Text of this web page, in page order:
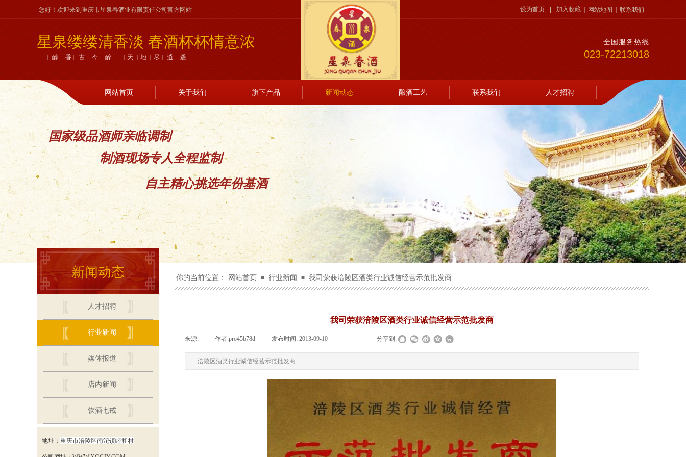
您好！欢迎来到重庆市星泉春酒业有限责任公司官方网站 设为首页 加入收藏 网站地图 联系我们
星泉缕缕清香淡 春酒杯杯情意浓
醇香古今醉 天地尽逍遥
全国服务热线
023-72213018
制酒现场专人全程监制
国家级品酒师亲临调制
自主精心挑选年份基酒
网站首页 关于我们 旗下产品 新闻动态 酿酒工艺 联系我们 人才招聘
新闻动态 你的当前位置： 网站首页 ≡ 行业新闻 ≡ 我司荣获涪陵区酒类行业诚信经营示范批发商
人才招聘
行业新闻
媒体报道
店内新闻
饮酒七戒
我司荣获涪陵区酒类行业诚信经营示范批发商
来源: 作者:pro45b78d 发布时间: 2013-09-10 分享到:
涪陵区酒类行业诚信经营示范批发商
地址： 重庆市涪陵区南沱镇睦和村